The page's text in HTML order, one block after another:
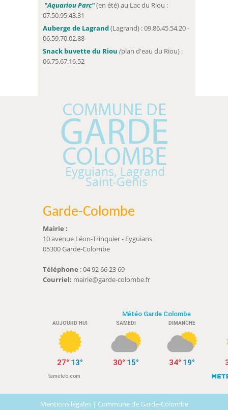
"Aquariou Parc"(en été) au Lac du Riou :
07.50.95.43.31
Auberge de Lagrand(Lagrand) : 09.86.45.54.20 -
06.59.70.02.88
Snack buvette du Riou (plan d'eau du Riou) :
06.75.67.16.52
Garde-Colombe
Mairie :
10 avenue Léon-Trinquier - Eyguians
05300 Garde-Colombe
Téléphone : 04 92 66 23 69
Courriel: mairie@garde-colombe.fr
Mentions légales | Commune de Garde-Colombe